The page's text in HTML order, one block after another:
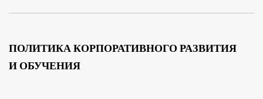
ПОЛИТИКА КОРПОРАТИВНОГО РАЗВИТИЯ
И ОБУЧЕНИЯ